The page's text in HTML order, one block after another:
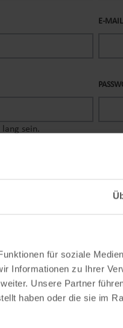
für soziale
Informationen zu Ihrer
Unsere Partner
haben oder die sie im
E-
lang sein.